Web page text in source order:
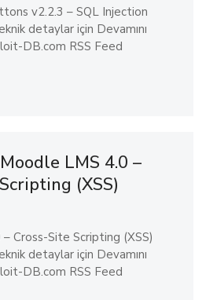
v2.2.3 – SQL Injection
detaylar için Devamını
DB.com RSS Feed
LMS 4.0 –
(XSS)
Cross-Site Scripting (XSS)
detaylar için Devamını
DB.com RSS Feed